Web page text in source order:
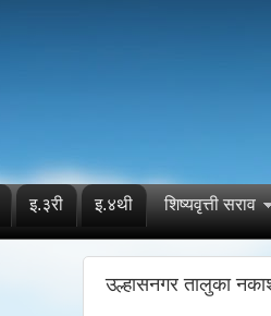
इ.३री इ.४थी शिष्यवृत्ती सराव
उल्हासनगर तालुका